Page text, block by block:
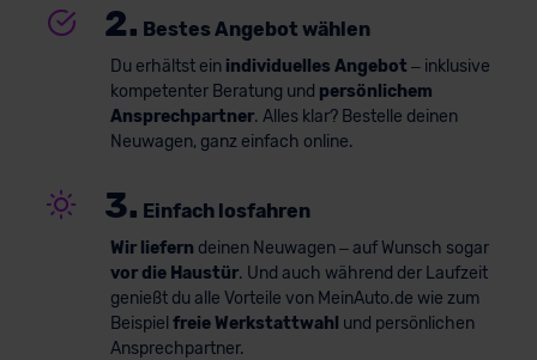
2. Bestes Angebot wählen
Du erhältst ein individuelles Angebot – inklusive
kompetenter Beratung und persönlichem
Ansprechpartner. Alles klar? Bestelle deinen
Neuwagen, ganz einfach online.
3. Einfach losfahren
Wir liefern deinen Neuwagen – auf Wunsch sogar
vor die Haustür. Und auch während der Laufzeit
genießt du alle Vorteile von MeinAuto.de wie zum
Beispiel freie Werkstattwahl und persönlichen
Ansprechpartner.